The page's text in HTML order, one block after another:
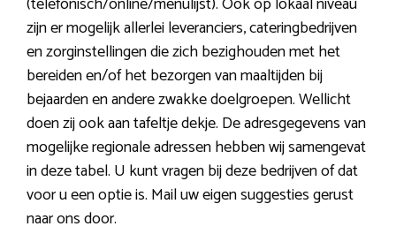
zijn er mogelijk allerlei leveranciers, cateringbedrijven
en zorginstellingen die zich bezighouden met het
bereiden en/of het bezorgen van maaltijden bij
bejaarden en andere zwakke doelgroepen. Wellicht
doen zij ook aan tafeltje dekje. De adresgegevens van
mogelijke regionale adressen hebben wij samengevat
in deze tabel. U kunt vragen bij deze bedrijven of dat
voor u een optie is. Mail uw eigen suggesties gerust
naar ons door.